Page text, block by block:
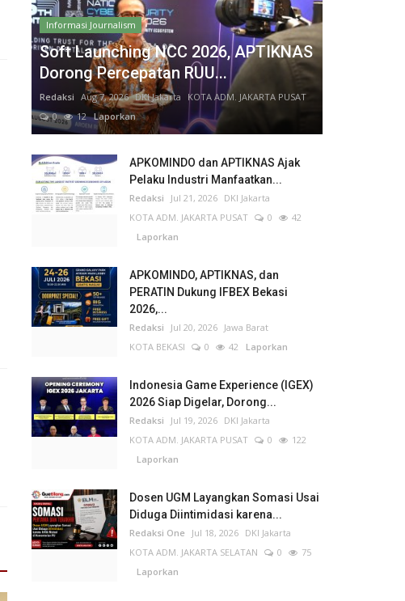
Informasi Journalism
Soft Launching NCC 2026, APTIKNAS
Dorong Percepatan RUU...
Redaksi Aug 7, 2026 DKI Jakarta
KOTA ADM. JAKARTA PUSAT
0
12Laporkan
APKOMINDO dan APTIKNAS Ajak
Pelaku Industri Manfaatkan...
Redaksi Jul 21, 2026 DKI Jakarta
KOTA ADM. JAKARTA PUSAT
0
42
Laporkan
APKOMINDO, APTIKNAS, dan
PERATIN Dukung IFBEX Bekasi
2026,...
Redaksi Jul 20, 2026 Jawa Barat
KOTA BEKASI
0 42 Laporkan
Indonesia Game Experience (IGEX)
2026 Siap Digelar, Dorong...
Redaksi Jul 19, 2026 DKI Jakarta
KOTA ADM. JAKARTA PUSAT
0
122
Laporkan
Dosen UGM Layangkan Somasi Usai
Diduga Diintimidasi karena...
Redaksi One Jul 18, 2026 DKI Jakarta
KOTA ADM. JAKARTA SELATAN
0
75
Laporkan